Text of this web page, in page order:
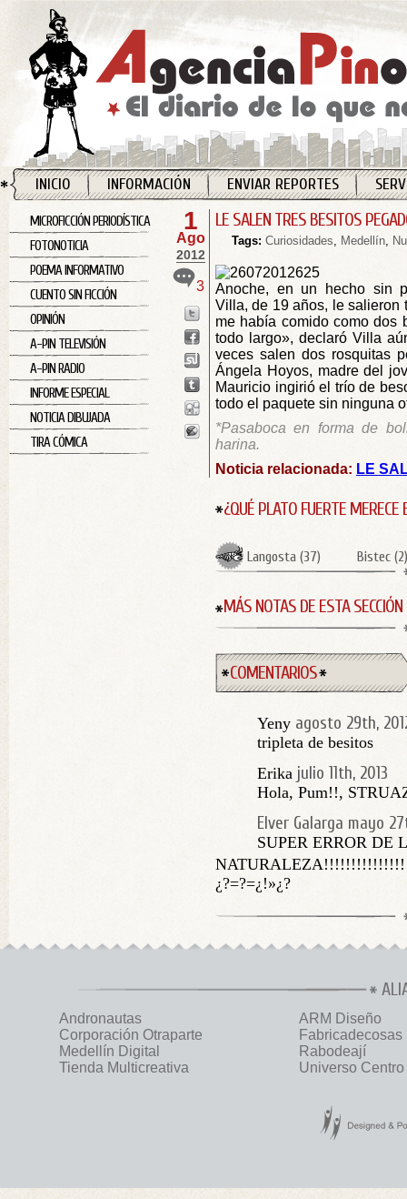
INICIO INFORMACIÓN ENVIAR REPORTES
MICROFICCIÓN PERIODÍSTICA
FOTONOTICIA
POEMA INFORMATIVO
CUENTO SIN FICCIÓN
OPINIÓN
A-PIN TELEVISIÓN
A-PIN RADIO
INFORME ESPECIAL
NOTICIA DIBUJADA
TIRA CÓMICA
1
Ago
2012
3
LE SALEN TRES BESITOS
Tags: Curiosidades, Medellín,
Anoche, en un hecho sin
Villa, de 19 años, le salieron
me había comido como dos
todo largo», declaró Villa
veces salen dos rosquitas
Ángela Hoyos, madre del
Mauricio ingirió el trío de
todo el paquete sin ninguna
*Pasaboca en forma de
harina.
Noticia relacionada: LE
¿QUÉ PLATO FUERTE MERECE
Langosta (37) Bistec (2)
MÁS NOTAS DE ESTA SECCIÓN
COMENTARIOS
Yeny agosto 29th,
tripleta de besitos
Erika julio 11th, 2013
Hola, Pum!!,
Elver Galarga mayo
SUPER ERROR DE
¿?=?=¿!»¿?
Andronautas
ARM Diseño
Corporación Otraparte
Fabricadecosas
Medellín Digital
Rabodeají
Tienda Multicreativa
Universo Centro